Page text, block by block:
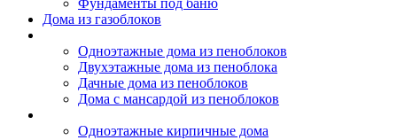
Фундаменты под баню
Дома из газоблоков
Одноэтажные дома из пеноблоков
Двухэтажные дома из пеноблока
Дачные дома из пеноблоков
Дома с мансардой из пеноблоков
Одноэтажные кирпичные дома